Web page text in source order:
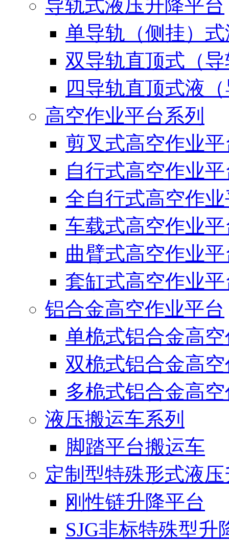
导轨式液压升降平台
单导轨（侧挂）
双导轨直顶式（
四导轨直顶式液
高空作业平台系列
剪叉式高空作业
自行式高空作业
全自行式高空作
车载式高空作业
曲臂式高空作业
套缸式高空作业
铝合金高空作业平台
单桅式铝合金高
双桅式铝合金高
多桅式铝合金高
液压搬运车系列
脚踏平台搬运车
定制型特殊形式液
刚性链升降平台
SJG非标特殊型升